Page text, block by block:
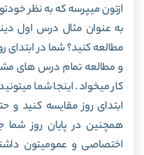
ازتون میپرسه که به نظر
به عنوان مثال درس اول
و مطالعه تمام درس های
کار میخواد. اینجا شما
ابتدای روز مقایسه کنید و
همچنین در پایان روز
اختصاصی و عمومیتون